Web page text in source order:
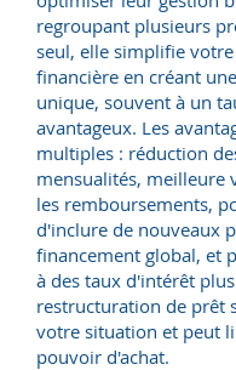
regroupant plusieurs
seul, elle simplifie
financière en créant
unique, souvent à un
avantageux. Les
multiples : réduction
mensualités, meilleure
les remboursements,
d'inclure de nouveaux
financement global, et
à des taux d'intérêt
restructuration de prêt
votre situation et peut
pouvoir d'achat.